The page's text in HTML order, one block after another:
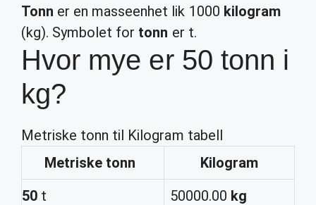
Tonn er en masseenhet lik 1000 kilogram
(kg). Symbolet for tonn er t.
Hvor mye er 50 tonn i
kg?
Metriske tonn til Kilogram tabell
Metriske tonn
Kilogram
50 t 50000.00 kg